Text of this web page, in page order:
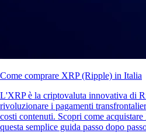
Come comprare XRP (Ripple) in Italia
L'XRP è la criptovaluta innovativa di
rivoluzionare i pagamenti
costi contenuti. Scopri come
questa semplice guida passo dopo